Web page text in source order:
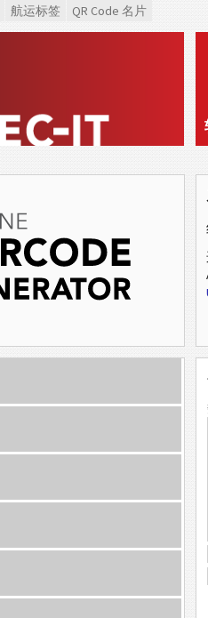
航运标签 QR Code 名片